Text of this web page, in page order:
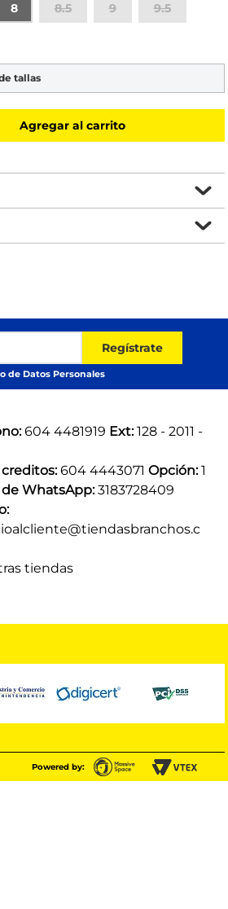
8 8.5 9 9.5
tallas
Agregar al carrito
Regístrate
de Datos Personales
604 4481919 Ext: 128 - 2011 -
604 4443071 Opción: 1
de WhatsApp: 3183728409
tiendas
Powered by: